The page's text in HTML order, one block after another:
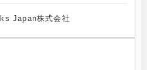
Japan株式会社